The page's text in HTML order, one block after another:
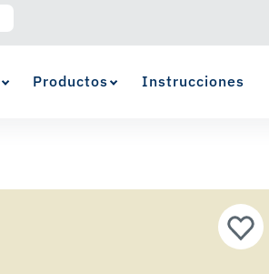
Productos Instrucciones